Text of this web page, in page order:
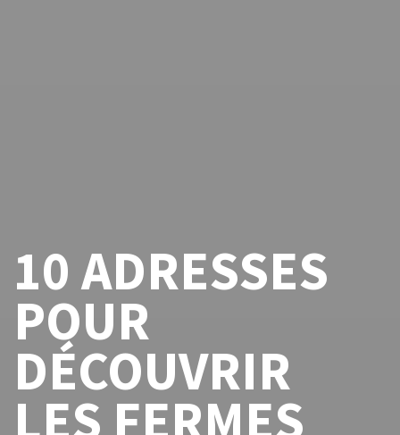
10 ADRESSES
POUR
DÉCOUVRIR
LES FERMES